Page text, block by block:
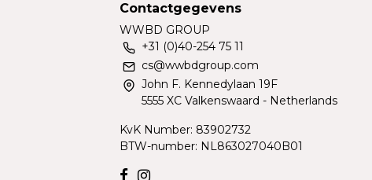
Contactgegevens
WWBD GROUP
+31 (0)40-254 75 11
cs@wwbdgroup.com
John F. Kennedylaan 19F
5555 XC Valkenswaard - Netherlands
KvK Number: 83902732
BTW-number: NL863027040B01